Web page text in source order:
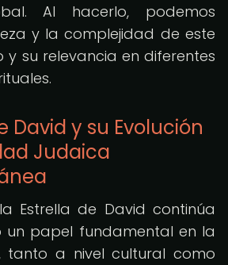
Al hacerlo, podemos
y la complejidad de este
su relevancia en diferentes
David y su Evolución
Judaica
Estrella de David continúa
un papel fundamental en la
tanto a nivel cultural como